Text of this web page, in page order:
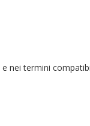
nei termini